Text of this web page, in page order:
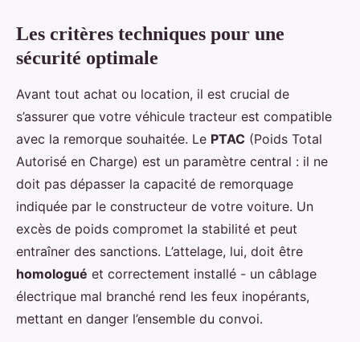
Les critères techniques pour une
sécurité optimale
Avant tout achat ou location, il est crucial de
s’assurer que votre véhicule tracteur est compatible
avec la remorque souhaitée. Le PTAC (Poids Total
Autorisé en Charge) est un paramètre central : il ne
doit pas dépasser la capacité de remorquage
indiquée par le constructeur de votre voiture. Un
excès de poids compromet la stabilité et peut
entraîner des sanctions. L’attelage, lui, doit être
homologué et correctement installé - un câblage
électrique mal branché rend les feux inopérants,
mettant en danger l’ensemble du convoi.